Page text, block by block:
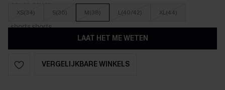
XS(34) S(36) M(38) L(40/42) XL(44)
LAAT HET ME WETEN
VERGELIJKBARE WINKELS